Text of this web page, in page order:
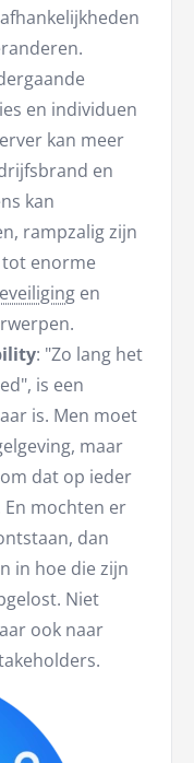
en individuen
kan meer
en
kan
rampzalig zijn
enorme
en
: "Zo lang het
is een
is. Men moet
maar
dat op ieder
mochten er
dan
in hoe die zijn
Niet
ook naar